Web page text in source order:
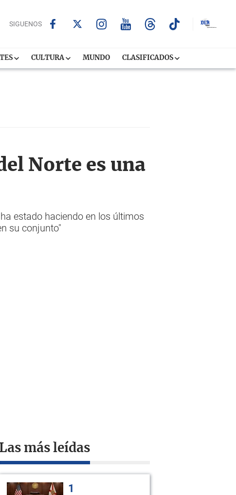
SIGUENOS
CULTURA MUNDO CLASIFICADOS
Norte es una
estado haciendo en los últimos
su conjunto"
Las más leídas